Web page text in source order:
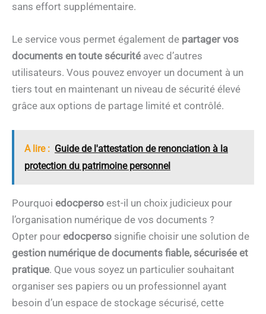
sans effort supplémentaire.
Le service vous permet également de partager vos
documents en toute sécurité avec d’autres
utilisateurs. Vous pouvez envoyer un document à un
tiers tout en maintenant un niveau de sécurité élevé
grâce aux options de partage limité et contrôlé.
A lire : Guide de l'attestation de renonciation à la
protection du patrimoine personnel
Pourquoi edocperso est-il un choix judicieux pour
l’organisation numérique de vos documents ?
Opter pour edocperso signifie choisir une solution de
gestion numérique de documents fiable, sécurisée et
pratique. Que vous soyez un particulier souhaitant
organiser ses papiers ou un professionnel ayant
besoin d’un espace de stockage sécurisé, cette